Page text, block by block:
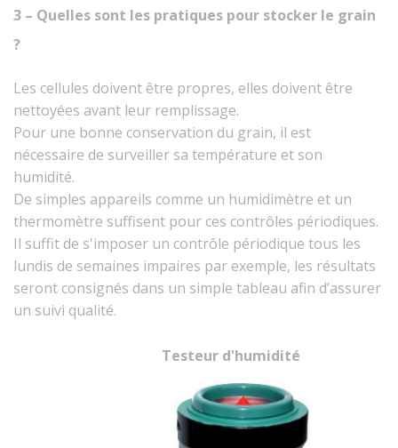
3 – Quelles sont les pratiques pour stocker le grain
?
Les cellules doivent être propres, elles doivent être
nettoyées avant leur remplissage.
Pour une bonne conservation du grain, il est
nécessaire de surveiller sa température et son
humidité.
De simples appareils comme un humidimètre et un
thermomètre suffisent pour ces contrôles périodiques.
Il suffit de s'imposer un contrôle périodique tous les
lundis de semaines impaires par exemple, les résultats
seront consignés dans un simple tableau afin d’assurer
un suivi qualité.
Testeur d'humidité